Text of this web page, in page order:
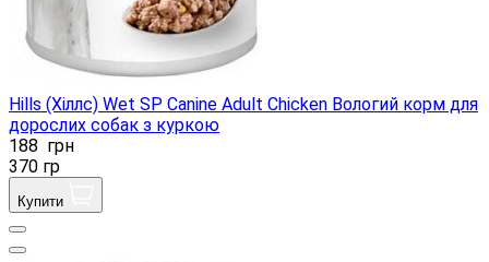
Hills (Хіллс) Wet SP Canine Adult Chicken Вологий корм для
дорослих собак з куркою
188 грн
370 гр
Купити